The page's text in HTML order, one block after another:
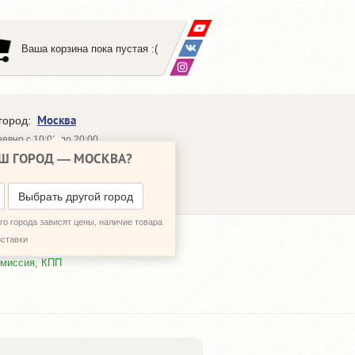
Ваша корзина пока пустая :(
Москва
ГОРОД — МОСКВА?
Выбрать другой город
города зависят цены, наличие товара
с 10:00 до 20:00
648-64-30
МНЕ
КПП